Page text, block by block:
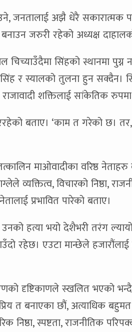
जनतालाई अझै धेरै सकारात्मक
जरुरी रहेको अध्यक्ष
चिच्याउँदैमा सिंहको स्थानमा
र स्यालको तुलना हुन सक्दैन।
शक्तिलाई सांकेतिक
बताए। ‘काम त गरेको छ।
माओवादीका वरिष्ठ नेताहरु
विचारको निष्ठा,
प्रभावित पारेको बताए।
हत्या भयो देशैभरी तरंग
रहेछ। एउटा मान्छेले
दृष्टिकाणले स्खलित भएको
त बनाएका छौं, अत्याधिक बहुमत
स्पष्टता, राजनीतिक